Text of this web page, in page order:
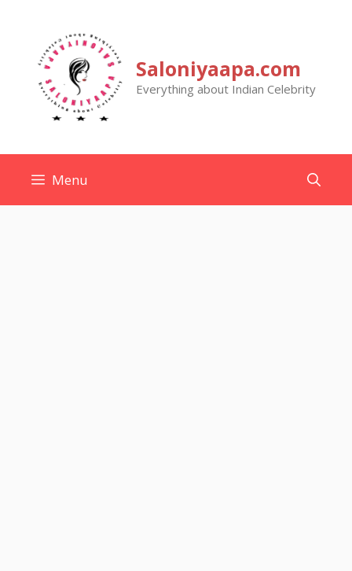
content
Saloniyaapa.com
Everything about Indian Celebrity
Menu